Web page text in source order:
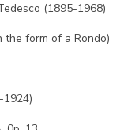
(1895-1968)
the form of a Rondo)
1924)